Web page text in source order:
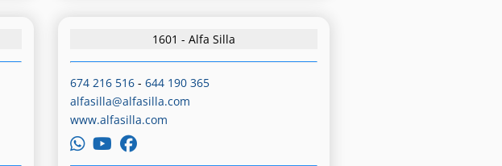
1601 - Alfa Silla
674 216 516 -644 190 365
alfasilla@alfasilla.com
www.alfasilla.com